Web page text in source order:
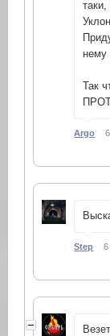
нему
Так
Argo
Step 6